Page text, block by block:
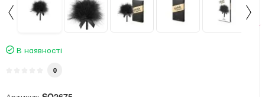
В наявності
0